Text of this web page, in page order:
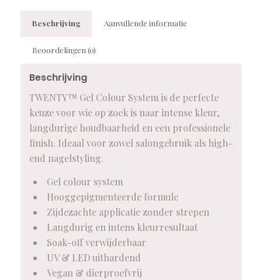
Beschrijving Aanvullende informatie
Beoordelingen (0)
Beschrijving
TWENTY™ Gel Colour System is de perfecte
keuze voor wie op zoek is naar intense kleur,
langdurige houdbaarheid en een professionele
finish. Ideaal voor zowel salongebruik als high-
end nagelstyling.
Gel colour system
Hooggepigmenteerde formule
Zijdezachte applicatie zonder strepen
Langdurig en intens kleurresultaat
Soak-off verwijderbaar
UV & LED uithardend
Vegan & dierproefvrij